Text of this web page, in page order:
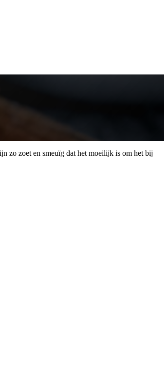
zo zoet en smeuïg dat het moeilijk is om het bij